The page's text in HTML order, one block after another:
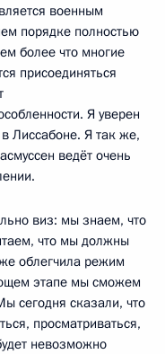
военным
порядке полностью
более что многие
присоединяться
Я уверен
Лиссабоне. Я так же,
ведёт очень
виз: мы знаем, что
что мы должны
облегчила режим
этапе мы сможем
сегодня сказали, что
просматриваться,
невозможно